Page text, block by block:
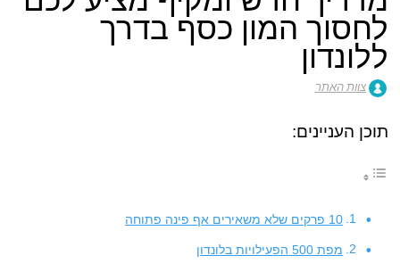
לחסוך המון כסף בדרך
ללונדון
צוות האתר
תוכן העניינים:
10 פרקים שלא משאירים אף פינה פתוחה
מפת 500 הפעילויות בלונדון